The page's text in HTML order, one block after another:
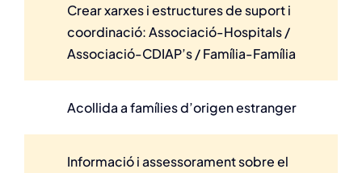
Crear xarxes i estructures de suport i
coordinació: Associació-Hospitals /
Associació-CDIAP’s / Família-Família
Acollida a famílies d’origen estranger
Informació i assessorament sobre el